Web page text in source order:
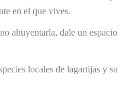
en el que vives.
ahuyentarla, dale un
locales de lagartijas y su